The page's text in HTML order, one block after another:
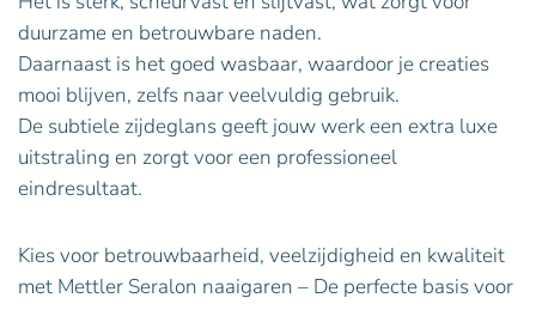
duurzame en betrouwbare naden.
Daarnaast is het goed wasbaar, waardoor je creaties
mooi blijven, zelfs naar veelvuldig gebruik.
De subtiele zijdeglans geeft jouw werk een extra luxe
uitstraling en zorgt voor een professioneel
eindresultaat.
Kies voor betrouwbaarheid, veelzijdigheid en kwaliteit
met Mettler Seralon naaigaren – De perfecte basis voor